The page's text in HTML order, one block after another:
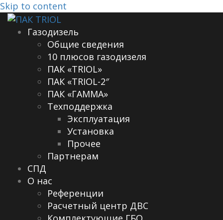
Skip to content
Газодизель
Общие сведения
10 плюсов газодизеля
ПАК «TRIOL»
ПАК «TRIOL-2″
ПАК «ГАММА»
Техподдержка
Эксплуатация
Установка
Прочее
Партнерам
СПД
О нас
Референции
Расчетный центр ДВС